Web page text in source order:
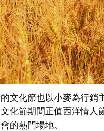
文化節也以小麥為行銷
化節期間正值西洋情人
的熱門場地。